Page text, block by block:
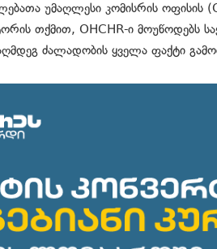
უმაღლესი კომისრის ოფისის
თქმით, OHCHR-ი მოუწოდებს
ძალადობის ყველა ფაქტი